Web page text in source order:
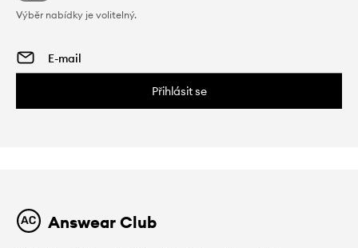
Výběr nabídky je volitelný.
Přihlásit se
Answear Club